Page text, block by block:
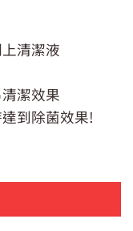
清潔液
潔效果
到除菌效果!
綿 1 入 (微波爐專用